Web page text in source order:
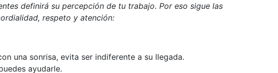
definirá su percepción de tu trabajo. Por eso sigue las
respeto y atención:
una sonrisa, evita ser indiferente a su llegada.
ayudarle.